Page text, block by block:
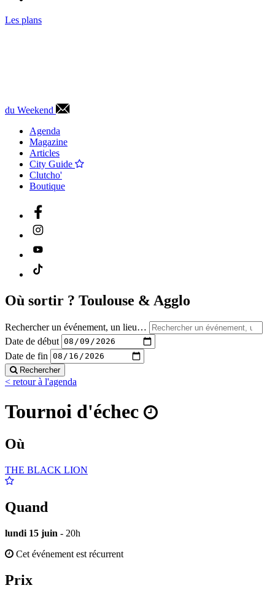
Les plans
du Weekend
Agenda
Magazine
Articles
City Guide
Clutcho'
Boutique
Où sortir ? Toulouse & Agglo
Rechercher un événement, un lieu…
Date de début
Date de fin
Rechercher
< retour à l'agenda
Tournoi d'échec
Où
THE BLACK LION
Quand
lundi 15 juin - 20h
Cet événement est récurrent
Prix